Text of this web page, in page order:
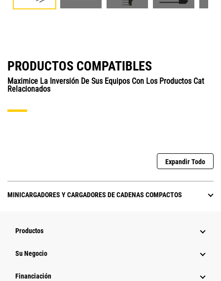
PRODUCTOS COMPATIBLES
Maximice La Inversión De Sus Equipos Con Los Productos Cat
Relacionados
Expandir Todo
MINICARGADORES Y CARGADORES DE CADENAS COMPACTOS
Productos
Su Negocio
Financiación